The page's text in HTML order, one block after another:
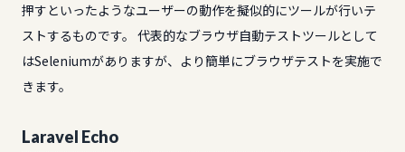
押すといったようなユーザーの動作を擬似的にツールが行いテ
ストするものです。 代表的なブラウザ自動テストツールとして
はSeleniumがありますが、より簡単にブラウザテストを実施で
きます。
Laravel Echo